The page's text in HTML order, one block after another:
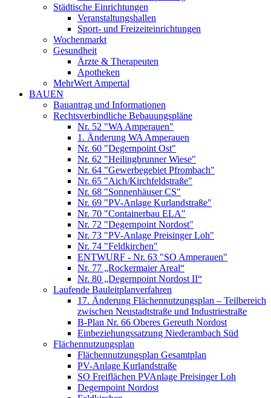
Städtische Einrichtungen
Veranstaltungshallen
Sport- und Freizeiteinrichtungen
Wochenmarkt
Gesundheit
Ärzte & Therapeuten
Apotheken
MehrWert Ampertal
BAUEN
Bauantrag und Informationen
Rechtsverbindliche Bebauungspläne
Nr. 52 "WA Amperauen"
1. Änderung WA Amperauen
Nr. 60 "Degernpoint Ost"
Nr. 62 "Heilingbrunner Wiese"
Nr. 64 "Gewerbegebiet Pfrombach"
Nr. 65 "Aich/Kirchfeldstraße"
Nr. 68 "Sonnenhäuser CS"
Nr. 69 "PV-Anlage Kurlandstraße"
Nr. 70 "Containerbau ELA"
Nr. 72 "Degernpoint Nordost"
Nr. 73 "PV-Anlage Preisinger Loh"
Nr. 74 "Feldkirchen"
ENTWURF - Nr. 63 "SO Amperauen"
Nr. 77 „Rockermaier Areal“
Nr. 80 „Degernpoint Nordost II“
Laufende Bauleitplanverfahren
17. Änderung Flächennutzungsplan – Teilbereich
zwischen Neustadtstraße und Industriestraße
B-Plan Nr. 66 Oberes Gereuth Nordost
Einbeziehungssatzung Niederambach Süd
Flächennutzungsplan
Flächennutzungsplan Gesamtplan
PV-Anlage Kurlandstraße
SO Freiflächen PV­Anlage Preisinger Loh
Degernpoint Nordost